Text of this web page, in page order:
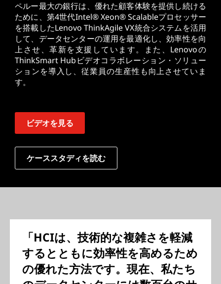
ペルー最大の銀行は、優れた顧客体験を提供し続ける
ために、第4世代Intel® Xeon® Scalableプロセッサー
を搭載したLenovo ThinkAgile VX統合システムを活用
して、データセンターの運用を最適化し、効率性を向
上させ、革新を支援しています。また、Lenovoの
ThinkSmart Hubビデオコラボレーション・ソリュー
ションを導入し、従業員の生産性も向上させていま
す。
ビデオを見る
ケーススタディを読む
「HCIは、技術的な複雑さを軽減
するとともに効率性を高めるため
の優れた方法です。現在、私たち